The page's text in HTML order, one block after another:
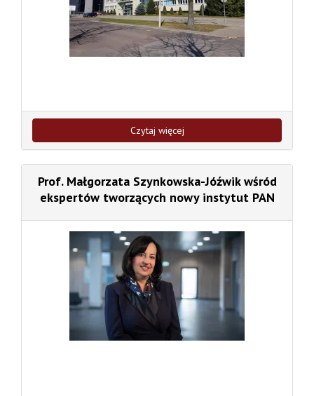
Czytaj więcej
Prof. Małgorzata Szynkowska-Jóźwik wśród
ekspertów tworzących nowy instytut PAN